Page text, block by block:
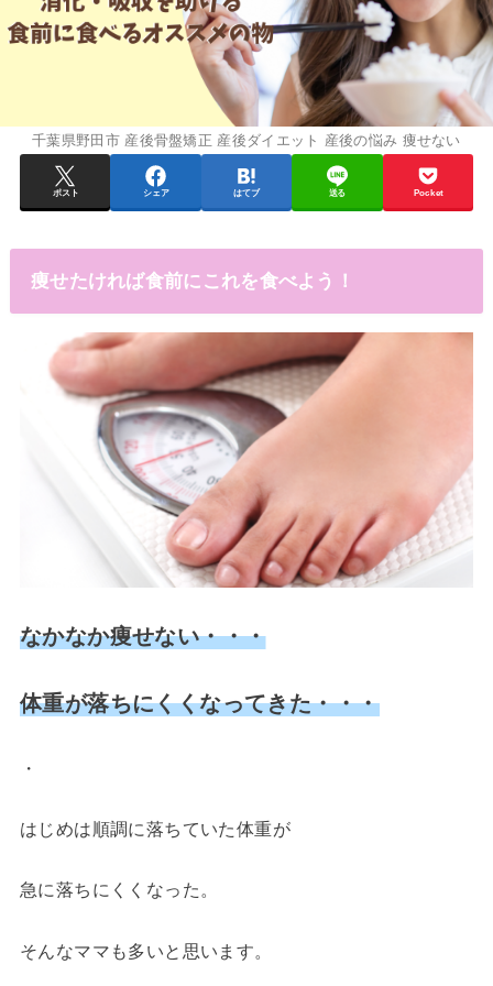
千葉県野田市 産後骨盤矯正 産後ダイエット 産後の悩み 痩せない
ポスト シェア はてブ 送る Pocket
痩せたければ食前にこれを食べよう！
なかなか痩せない・・・
体重が落ちにくくなってきた・・・
・
はじめは順調に落ちていた体重が
急に落ちにくくなった。
そんなママも多いと思います。